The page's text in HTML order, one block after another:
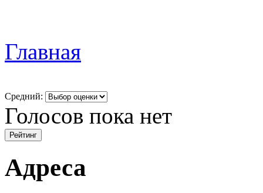
Главная
Средний:
Голосов пока нет
Адреса